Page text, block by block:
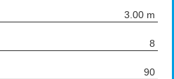
3.00 m
8
90